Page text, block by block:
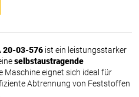
20-03-576 ist ein leistungsstarker
selbstaustragende
Maschine eignet sich ideal für
Abtrennung von Feststoffen